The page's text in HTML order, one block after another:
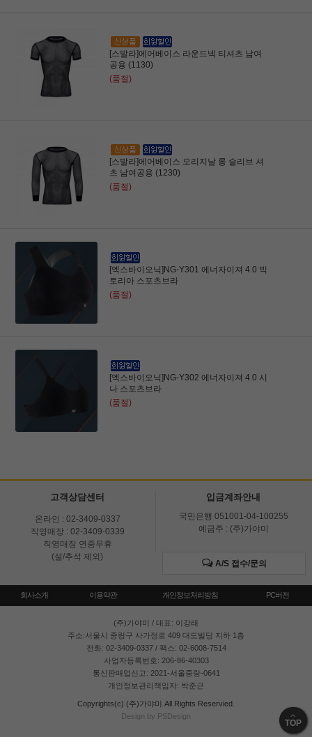
[스발라]에어베이스 라운드넥 티셔츠 남여
공용 (1130)
(품절)
[스발라]에어베이스 오리지날 롱 슬리브 셔
츠 남여공용 (1230)
(품절)
[엑스바이오닉]NG-Y301 에너자이져 4.0 빅
토리아 스포츠브라
(품절)
[엑스바이오닉]NG-Y302 에너자이져 4.0 시
나 스포츠브라
(품절)
고객상담센터
온라인 : 02-3409-0337
직영매장 : 02-3409-0339
직영매장 연중무휴
(설/추석 제외)
입금계좌안내
국민은행 051001-04-100255
예금주 : (주)가야미
A/S 접수/문의
회사소개 이용약관 개인정보처리방침 PC버전
(주)가야미 / 대표: 이강래
주소:서울시 중랑구 사가정로 409 대도빌딩 지하 1층
전화: 02-3409-0337 / 팩스: 02-6008-7514
사업자등록번호: 206-86-40303
통신판매업신고: 2021-서울중랑-0641
개인정보관리책임자: 박준근
Copyrights(c) (주)가야미 All Rights Reservied.
Design by PSDesign
TOP